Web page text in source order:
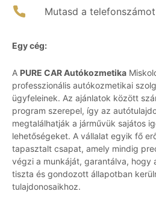
Mutasd a telefonszámot
Egy cég:
A PURE CAR Autókozmetika
professzionális autókozmetikai
ügyfeleinek. Az ajánlatok között
program szerepel, így az
megtalálhatják a járművük sajátos
lehetőségeket. A vállalat egyik fő
tapasztalt csapat, amely mindig
végzi a munkáját, garantálva, hogy
tiszta és gondozott állapotban
tulajdonosaikhoz.